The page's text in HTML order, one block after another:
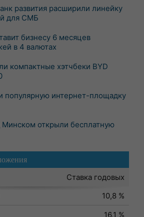
развития расширили линейку
для СМБ
бизнесу 6 месяцев
в 4 валютах
компактные хэтчбеки BYD
популярную интернет-площадку
открыли бесплатную
Ставка годовых
10,8 %
16,1 %